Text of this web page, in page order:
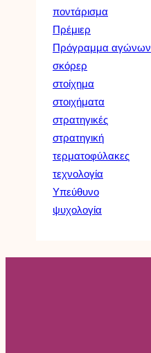
ποντάρισμα
Πρέμιερ
Πρόγραμμα αγώνων
σκόρερ
στοίχημα
στοιχήματα
στρατηγικές
στρατηγική
τερματοφύλακες
τεχνολογία
Υπεύθυνο
ψυχολογία